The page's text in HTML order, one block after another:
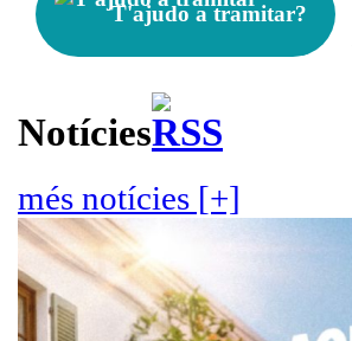
T'ajudo a tramitar?
Notícies
més notícies [+]